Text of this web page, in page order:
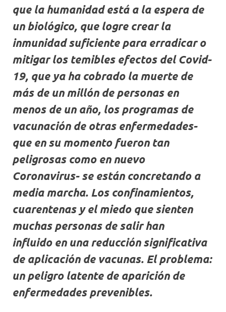
que la humanidad está a la espera de
un biológico, que logre crear la
inmunidad suficiente para erradicar o
mitigar los temibles efectos del Covid-
19, que ya ha cobrado la muerte de
más de un millón de personas en
menos de un año, los programas de
vacunación de otras enfermedades-
que en su momento fueron tan
peligrosas como en nuevo
Coronavirus- se están concretando a
media marcha. Los confinamientos,
cuarentenas y el miedo que sienten
muchas personas de salir han
influido en una reducción significativa
de aplicación de vacunas. El problema:
un peligro latente de aparición de
enfermedades prevenibles.